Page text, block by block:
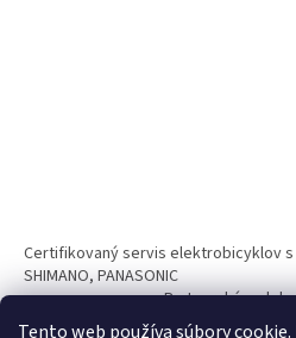
Tento web používa súbory
Certifikovaný servis elektrobicyklov s
SHIMANO, PANASONIC
Partnerský web